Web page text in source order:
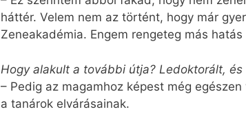
háttér. Velem nem az történt, hogy már
Zeneakadémia. Engem rengeteg más
Hogy alakult a további útja? Ledoktorált,
– Pedig az magamhoz képest még
a tanárok elvárásainak.